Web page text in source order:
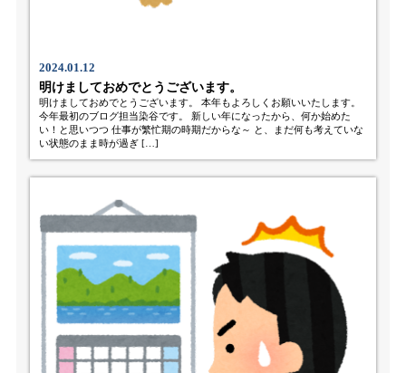
2024.01.12
明けましておめでとうございます。
明けましておめでとうございます。 本年もよろしくお願いいたします。
今年最初のブログ担当染谷です。 新しい年になったから、何か始めた
い！と思いつつ 仕事が繁忙期の時期だからな～ と、まだ何も考えていな
い状態のまま時が過ぎ […]